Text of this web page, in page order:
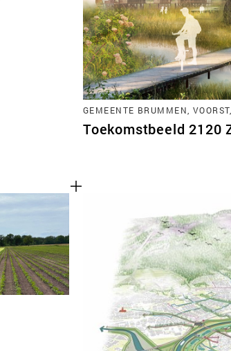
GEMEENTE BRUMMEN,
Toekomstbeeld